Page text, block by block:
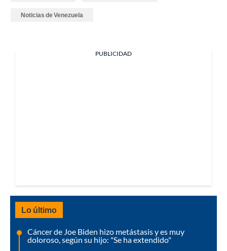
Noticias de Venezuela
PUBLICIDAD
Lo último
Cáncer de Joe Biden hizo metástasis y es muy
doloroso, según su hijo: "Se ha extendido"